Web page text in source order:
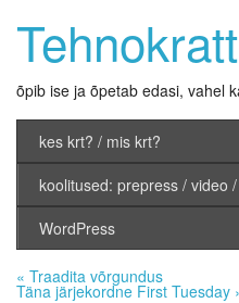
õpib ise ja õpetab edasi, vahel
kes krt? / mis krt?
koolitused: prepress / video
WordPress
« Traadita võrgundus
Täna järjekordne First Tuesday